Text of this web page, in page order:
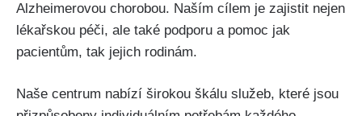
Alzheimerovou chorobou. Naším cílem je zajistit nejen
lékařskou péči, ale také podporu a pomoc jak
pacientům, tak jejich rodinám.
Naše centrum nabízí širokou škálu služeb, které jsou